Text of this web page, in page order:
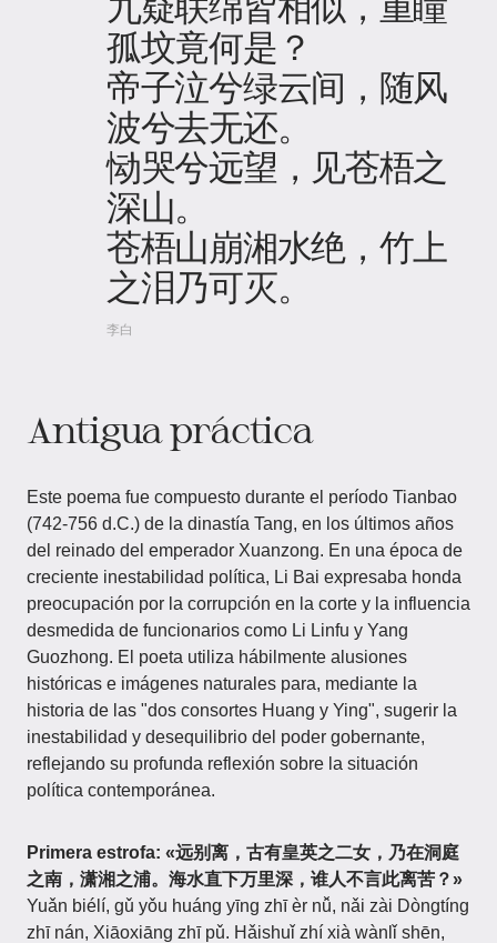
孤坟竟何是？
帝子泣兮绿云间，随风
波兮去无还。
恸哭兮远望，见苍梧之
深山。
苍梧山崩湘水绝，竹上
之泪乃可灭。
李白
Antigua práctica
Este poema fue compuesto durante el período Tianbao
(742-756 d.C.) de la dinastía Tang, en los últimos años
del reinado del emperador Xuanzong. En una época de
creciente inestabilidad política, Li Bai expresaba honda
preocupación por la corrupción en la corte y la influencia
desmedida de funcionarios como Li Linfu y Yang
Guozhong. El poeta utiliza hábilmente alusiones
históricas e imágenes naturales para, mediante la
historia de las "dos consortes Huang y Ying", sugerir la
inestabilidad y desequilibrio del poder gobernante,
reflejando su profunda reflexión sobre la situación
política contemporánea.
Primera estrofa: «远别离，古有皇英之二女，乃在洞庭
之南，潇湘之浦。海水直下万里深，谁人不言此离苦？»
Yuǎn biélí, gǔ yǒu huáng yīng zhī èr nǚ, nǎi zài Dòngtíng
zhī nán, Xiāoxiāng zhī pǔ. Hǎishuǐ zhí xià wànlǐ shēn,